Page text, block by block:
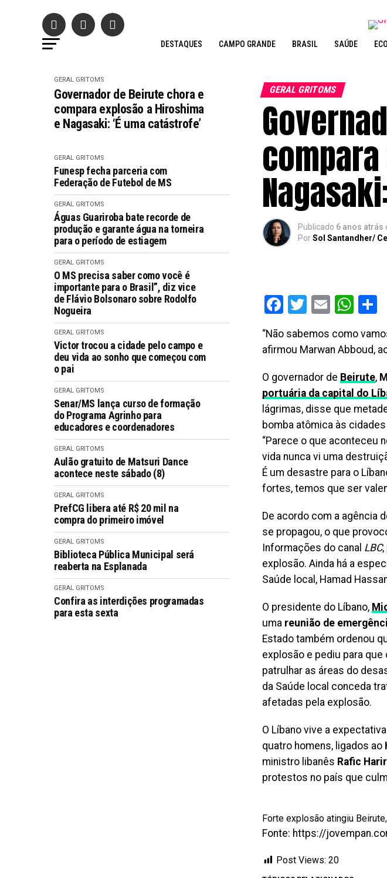
DESTAQUES CAMPO GRANDE BRASIL SAÚDE
GERAL GRITOMS
Governador de Beirute chora e
compara explosão a Hiroshima
e Nagasaki: ‘É uma catástrofe’
GERAL GRITOMS
Funesp fecha parceria com
Federação de Futebol de MS
GERAL GRITOMS
Águas Guariroba bate recorde de
produção e garante água na torneira
para o período de estiagem
GERAL GRITOMS
O MS precisa saber como você é
importante para o Brasil”, diz vice
de Flávio Bolsonaro sobre Rodolfo
Nogueira
GERAL GRITOMS
Victor trocou a cidade pelo campo e
deu vida ao sonho que começou com
o pai
GERAL GRITOMS
Senar/MS lança curso de formação
do Programa Agrinho para
educadores e coordenadores
GERAL GRITOMS
Aulão gratuito de Matsuri Dance
acontece neste sábado (8)
GERAL GRITOMS
PrefCG libera até R$ 20 mil na
compra do primeiro imóvel
GERAL GRITOMS
Biblioteca Pública Municipal será
reaberta na Esplanada
GERAL GRITOMS
Confira as interdições programadas
para esta sexta
GERAL GRITOMS
Publicado 6 anos atrás
PorSol Santandher/
Facebook
Twitter
Email
“Não sabemos como
afirmou Marwan Abboud,
O governador de Beirute,
portuária da capital do
lágrimas, disse que
bomba atômica às
“Parece o que aconteceu
vida nunca vi uma
É um desastre para o
fortes, temos que ser
De acordo com a agência
se propagou, o que
Informações do canal LBC
explosão. Ainda há a
Saúde local, Hamad
O presidente do Líbano,
uma reunião de
Estado também ordenou
explosão e pediu para
patrulhar as áreas do
da Saúde local conceda
afetadas pela explosão.
O Líbano vive a
quatro homens, ligados ao
ministro libanês Rafic
protestos no país que
Forte explosão atingiu
Fonte: https://
Post Views: 20